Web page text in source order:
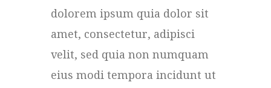
dolorem ipsum quia dolor sit
amet, consectetur, adipisci
velit, sed quia non numquam
eius modi tempora incidunt ut